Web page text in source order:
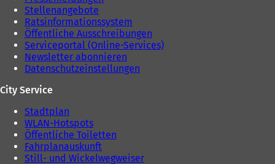
Stellenangebote
Ratsinformationssystem
Öffentliche Ausschreibungen
Serviceportal (Online-Services)
Newsletter abonnieren
Datenschutzeinstellungen
City Service
Stadtplan
WLAN-Hotspots
Öffentliche Toiletten
Fahrplanauskunft
Still- und Wickelwegweiser